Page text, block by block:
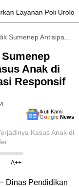
Poli Urologi Bagi
Anak di
Responsif
Ikuti Kami
Google News
Kasus Anak di
A++
– Dinas Pendidikan